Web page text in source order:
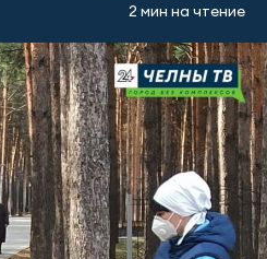
2 мин на чтение